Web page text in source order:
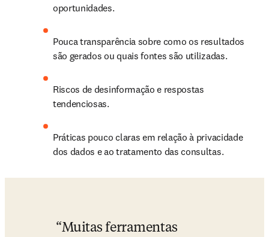
oportunidades.
Pouca transparência sobre como os resultados
são gerados ou quais fontes são utilizadas.
Riscos de desinformação e respostas
tendenciosas.
Práticas pouco claras em relação à privacidade
dos dados e ao tratamento das consultas.
Muitas ferramentas